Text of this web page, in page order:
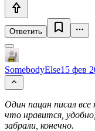
Ответить
SomebodyElse15 фев
Один пацан писал все
что нравится,
забрали, конечно.